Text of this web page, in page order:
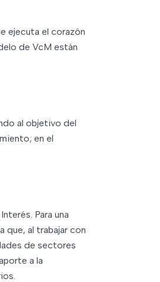
ejecuta el corazón
de VcM están
al objetivo del
en el
Para una
que, al trabajar con
de sectores
a la